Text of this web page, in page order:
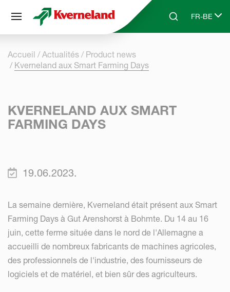
Skip to main content
SearchFR-BE
Select
Accueil Actualités
Product news
Kverneland aux Smart Farming Days
KVERNELAND AUX SMART
FARMING DAYS
19.06.2023.
La semaine dernière, Kverneland était présent aux Smart
Farming Days à Gut Arenshorst à Bohmte. Du 14 au 16
juin, cette ferme située dans le nord de l'Allemagne a
accueilli de nombreux fabricants de machines agricoles,
des professionnels de l'industrie, des fournisseurs de
logiciels et de matériel, et bien sûr des agriculteurs.
Panneau de gestion des cookies